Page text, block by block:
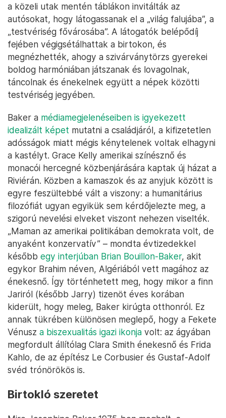
a közeli utak mentén táblákon invitálták az
autósokat, hogy látogassanak el a „világ falujába”, a
„testvériség fővárosába”. A látogatók belépődíj
fejében végigsétálhattak a birtokon, és
megnézhették, ahogy a szivárványtörzs gyerekei
boldog harmóniában játszanak és lovagolnak,
táncolnak és énekelnek együtt a népek közötti
testvériség jegyében.
Baker a médiamegjelenéseiben is igyekezett
idealizált képet mutatni a családjáról, a kifizetetlen
adósságok miatt mégis kénytelenek voltak elhagyni
a kastélyt. Grace Kelly amerikai színésznő és
monacói hercegné közbenjárására kaptak új házat a
Riviérán. Közben a kamaszok és az anyjuk között is
egyre feszültebbé vált a viszony: a humanitárius
filozófiát ugyan egyikük sem kérdőjelezte meg, a
szigorú nevelési elveket viszont nehezen viselték.
„Maman az amerikai politikában demokrata volt, de
anyaként konzervatív” – mondta évtizedekkel
később egy interjúban Brian Bouillon-Baker, akit
egykor Brahim néven, Algériából vett magához az
énekesnő. Így történhetett meg, hogy mikor a finn
Jariról (később Jarry) tizenöt éves korában
kiderült, hogy meleg, Baker kirúgta otthonról. Ez
annak tükrében különösen meglepő, hogy a Fekete
Vénusz a biszexualitás igazi ikonja volt: az ágyában
megfordult állítólag Clara Smith énekesnő és Frida
Kahlo, de az építész Le Corbusier és Gustaf-Adolf
svéd trónörökös is.
Birtokló szeretet